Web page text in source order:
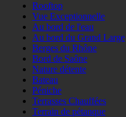
Rooftop
Vue Exceptionnelle
Au bord de l'eau
Au bord du Grand Large
Berges du Rhône
Bord de Saône
Nature détente
Bateau
Péniche
Terrasses Chauffées
Terrain de pétanque